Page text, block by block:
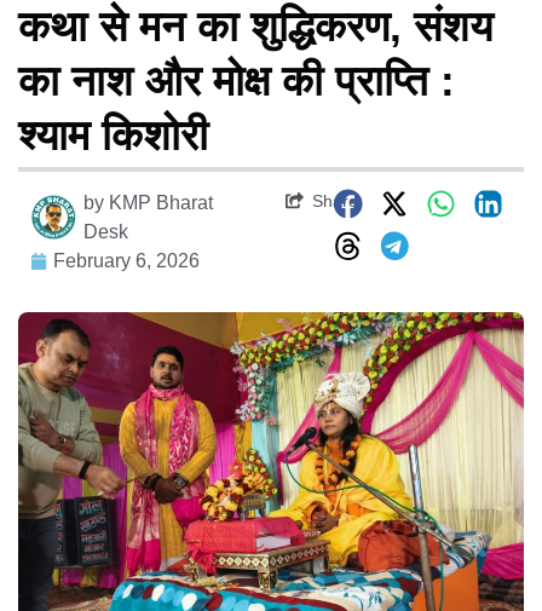
कथा से मन का शुद्धिकरण, संशय
का नाश और मोक्ष की प्राप्ति :
श्याम किशोरी
by KMP Bharat
Desk
February 6, 2026
Share